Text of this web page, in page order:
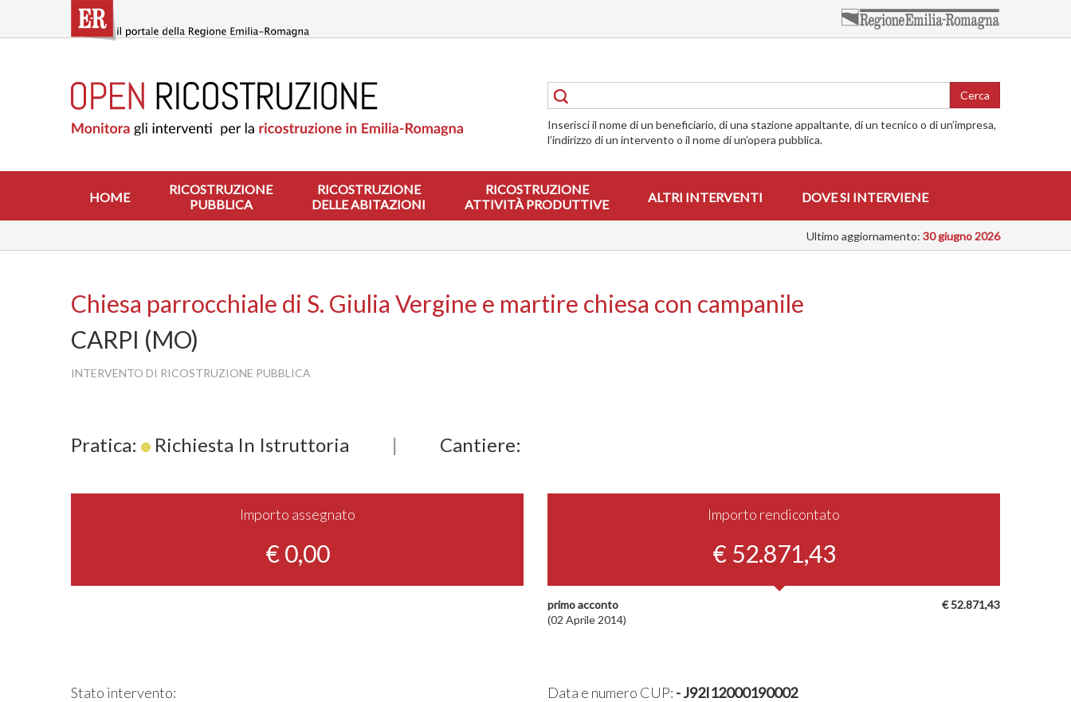
contenuto
RICOSTRUZIONE
PUBBLICA
ABITAZIONI
RICOSTRUZIONE
ATTIVITÀ
INTERVIENE
Cerca
Inserisci il nome di un beneficiario, di una stazione appaltante, di un tecnico o di un’impresa,
l’indirizzo di un intervento o il nome di un’opera pubblica.
HOME
RICOSTRUZIONE
PUBBLICA
RICOSTRUZIONE
DELLE ABITAZIONI
RICOSTRUZIONE
ATTIVITÀ PRODUTTIVE
ALTRI INTERVENTI DOVE SI INTERVIENE
Ultimo aggiornamento: 30 giugno 2026
Chiesa parrocchiale di S. Giulia Vergine e martire chiesa con campanile
CARPI (MO)
INTERVENTO DI RICOSTRUZIONE PUBBLICA
Pratica: Richiesta In Istruttoria | Cantiere:
Importo assegnato
€ 0,00
Importo rendicontato
€ 52.871,43
€ 52.871,43
primo acconto
(02 Aprile 2014)
Stato intervento:
Data e numero CUP: - J92I12000190002